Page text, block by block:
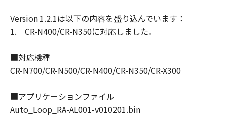
行または不法行為によりお客様に損害が生
じた場合、お客様に通常生じうる損害の範
Entitlement IDの購入対価としてお客様が
支払った金額または（ⅱ）「許諾ソフトウ
額を上限として、これらを賠償する責任を
負うものとし、特別な事情から生じた損害
Version 1.2.1は以下の内容を盛り込んでいます：
1. CR-N400/CR-N350に対応しました。
■対応機種
CR-N700/CR-N500/CR-N400/CR-N350/CR-X300
■アプリケーションファイル
Auto_Loop_RA-AL001-v010201.bin